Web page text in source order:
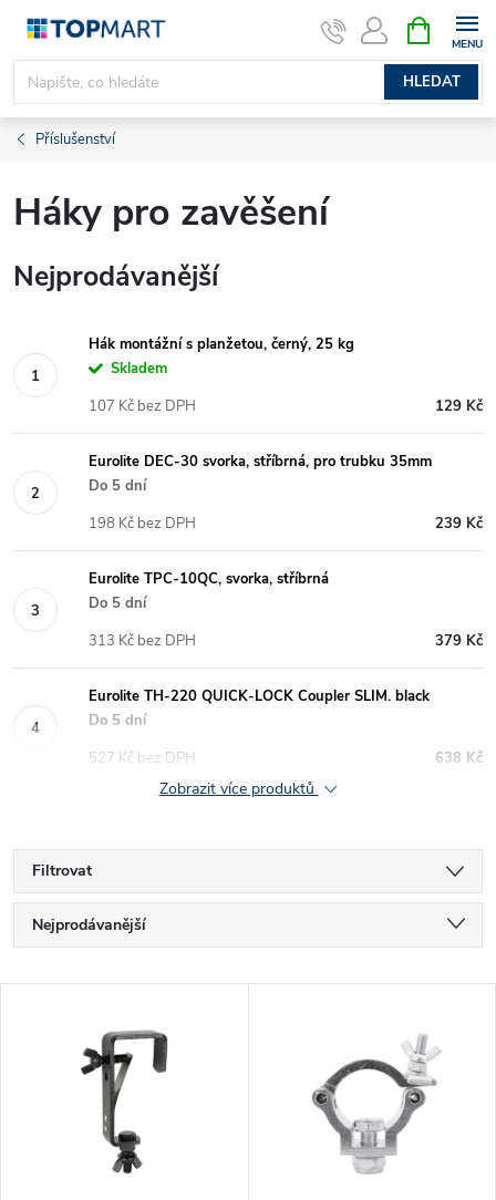
Přejít
obsah
HLEDAT
NÁKUPNÍ
KOŠÍK
Příslušenství
Háky pro zavěšení
Nejprodávanější
Hák montážní s planžetou, černý, 25 kg
Skladem
129 Kč
107 Kč bez DPH
Eurolite DEC-30 svorka, stříbrná, pro trubku 35mm
Do 5 dní
239 Kč
198 Kč bez DPH
Eurolite TPC-10QC, svorka, stříbrná
Do 5 dní
379 Kč
313 Kč bez DPH
Eurolite TH-220 QUICK-LOCK Coupler SLIM. black
Do 5 dní
638 Kč
527 Kč bez DPH
Zobrazit více produktů
Filtrovat
Ř
a
Nejprodávanější
Abecedně